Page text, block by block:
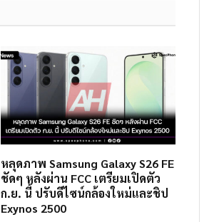
หลุดภาพ Samsung Galaxy S26 FE
ชัดๆ หลังผ่าน FCC เตรียมเปิดตัว
ก.ย. นี้ ปรับดีไซน์กล้องใหม่และชิป
Exynos 2500